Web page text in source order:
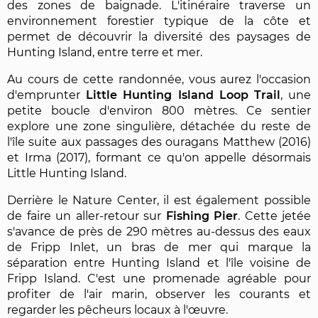
des zones de baignade. L'itinéraire traverse un
environnement forestier typique de la côte et
permet de découvrir la diversité des paysages de
Hunting Island, entre terre et mer.
Au cours de cette randonnée, vous aurez l'occasion
d'emprunter Little Hunting Island Loop Trail , une
petite boucle d'environ 800 mètres. Ce sentier
explore une zone singulière, détachée du reste de
l'île suite aux passages des ouragans Matthew (2016)
et Irma (2017), formant ce qu'on appelle désormais
Little Hunting Island.
Derrière le Nature Center, il est également possible
de faire un aller-retour sur Fishing Pier. Cette jetée
s'avance de près de 290 mètres au-dessus des eaux
de Fripp Inlet, un bras de mer qui marque la
séparation entre Hunting Island et l'île voisine de
Fripp Island. C'est une promenade agréable pour
profiter de l'air marin, observer les courants et
regarder les pêcheurs locaux à l'œuvre.